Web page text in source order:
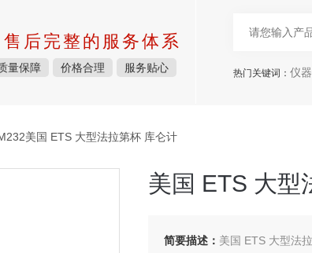
后完整的服务体系
量保障 价格合理 服务贴心 热门关键词： 仪器
美国 ETS 大型法拉第杯 库仑计
美国 ETS 大型
简要描述： 美国 ETS 大型法